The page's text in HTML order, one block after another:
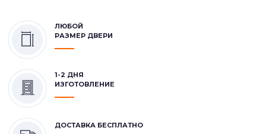
ЛЮБОЙ
РАЗМЕР ДВЕРИ
1-2 ДНЯ
ИЗГОТОВЛЕНИЕ
ДОСТАВКА БЕСПЛАТНО